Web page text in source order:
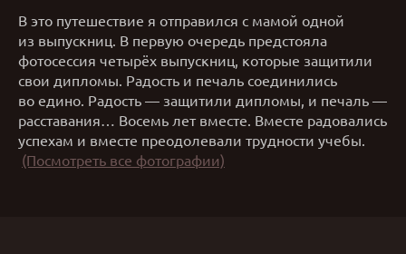
В это путешествие я отправился с мамой одной
из выпускниц. В первую очередь предстояла
фотосессия четырёх выпускниц, которые защитили
свои дипломы. Радость и печаль соединились
во едино. Радость — защитили дипломы, и печаль —
расставания… Восемь лет вместе. Вместе радовались
успехам и вместе преодолевали трудности учебы.
(Посмотреть все фотографии)